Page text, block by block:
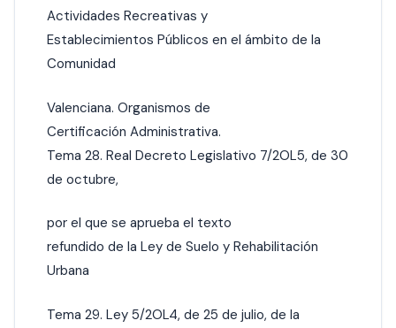
Actividades Recreativas y
Establecimientos Públicos en el ámbito de la
Comunidad
Valenciana. Organismos de
Certificación Administrativa.
Tema 28. Real Decreto Legislativo 7/2OL5, de 30
de octubre,
por el que se aprueba el texto
refundido de la Ley de Suelo y Rehabilitación
Urbana
Tema 29. Ley 5/2OL4, de 25 de julio, de la